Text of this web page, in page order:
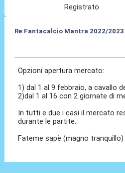
Registrato
Re:Fantacalcio Mantra 2022/2023
Opzioni apertura mercato:
1) dal 1 al 9 febbraio, a cavallo
2)dal 1 al 16 con 2 giornate di
In tutti e due i casi il mercato
durante le partite.
Fateme sapè (magno tranquillo)